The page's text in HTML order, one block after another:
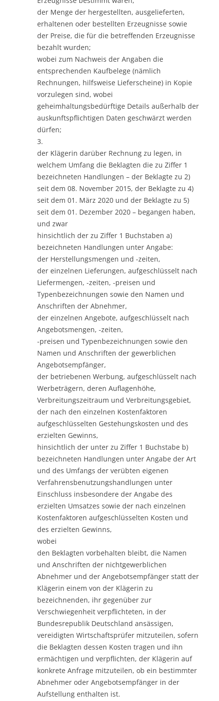
der Menge der hergestellten, ausgelieferten,
erhaltenen oder bestellten Erzeugnisse sowie
der Preise, die für die betreffenden Erzeugnisse
bezahlt wurden;
wobei zum Nachweis der Angaben die
entsprechenden Kaufbelege (nämlich
Rechnungen, hilfsweise Lieferscheine) in Kopie
vorzulegen sind, wobei
geheimhaltungsbedürftige Details außerhalb der
auskunftspflichtigen Daten geschwärzt werden
dürfen;
3.
der Klägerin darüber Rechnung zu legen, in
welchem Umfang die Beklagten die zu Ziffer 1
bezeichneten Handlungen – der Beklagte zu 2)
seit dem 08. November 2015, der Beklagte zu 4)
seit dem 01. März 2020 und der Beklagte zu 5)
seit dem 01. Dezember 2020 – begangen haben,
und zwar
hinsichtlich der zu Ziffer 1 Buchstaben a)
bezeichneten Handlungen unter Angabe:
der Herstellungsmengen und -zeiten,
der einzelnen Lieferungen, aufgeschlüsselt nach
Liefermengen, -zeiten, -preisen und
Typenbezeichnungen sowie den Namen und
Anschriften der Abnehmer,
der einzelnen Angebote, aufgeschlüsselt nach
Angebotsmengen, -zeiten,
-preisen und Typenbezeichnungen sowie den
Namen und Anschriften der gewerblichen
Angebotsempfänger,
der betriebenen Werbung, aufgeschlüsselt nach
Werbeträgern, deren Auflagenhöhe,
Verbreitungszeitraum und Verbreitungsgebiet,
der nach den einzelnen Kostenfaktoren
aufgeschlüsselten Gestehungskosten und des
erzielten Gewinns,
hinsichtlich der unter zu Ziffer 1 Buchstabe b)
bezeichneten Handlungen unter Angabe der Art
und des Umfangs der verübten eigenen
Verfahrensbenutzungshandlungen unter
Einschluss insbesondere der Angabe des
erzielten Umsatzes sowie der nach einzelnen
Kostenfaktoren aufgeschlüsselten Kosten und
des erzielten Gewinns,
wobei
den Beklagten vorbehalten bleibt, die Namen
und Anschriften der nichtgewerblichen
Abnehmer und der Angebotsempfänger statt der
Klägerin einem von der Klägerin zu
bezeichnenden, ihr gegenüber zur
Verschwiegenheit verpflichteten, in der
Bundesrepublik Deutschland ansässigen,
vereidigten Wirtschaftsprüfer mitzuteilen, sofern
die Beklagten dessen Kosten tragen und ihn
ermächtigen und verpflichten, der Klägerin auf
konkrete Anfrage mitzuteilen, ob ein bestimmter
Abnehmer oder Angebotsempfänger in der
Aufstellung enthalten ist.